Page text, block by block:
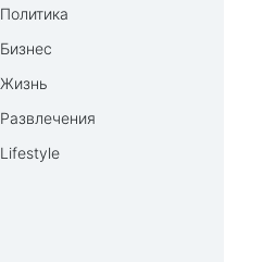
Политика
Бизнес
Жизнь
Развлечения
Lifestyle